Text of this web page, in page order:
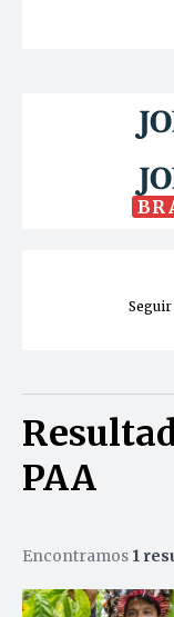
Seguir
PAA
Encontramos 1